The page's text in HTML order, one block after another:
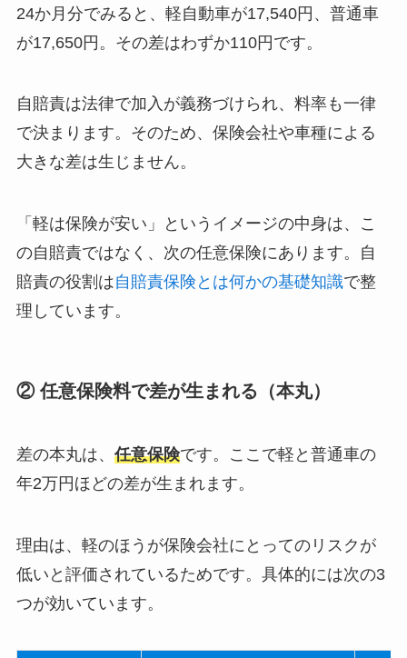
24か月分でみると、軽自動車が17,540円、普通車
が17,650円。その差はわずか110円です。
自賠責は法律で加入が義務づけられ、料率も一律
で決まります。そのため、保険会社や車種による
大きな差は生じません。
「軽は保険が安い」というイメージの中身は、こ
の自賠責ではなく、次の任意保険にあります。自
賠責の役割は自賠責保険とは何かの基礎知識で整
理しています。
② 任意保険料で差が生まれる（本丸）
差の本丸は、 任意保険です。ここで軽と普通車の
年2万円ほどの差が生まれます。
理由は、軽のほうが保険会社にとってのリスクが
低いと評価されているためです。具体的には次の3
つが効いています。